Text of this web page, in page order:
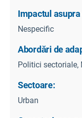
Impactul
Nespecific
Abordări de
Politici
Sectoare:
Urban